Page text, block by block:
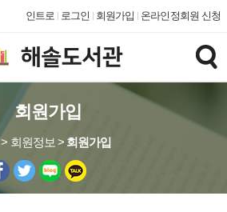
인트로 로그인 회원가입 온라인정회원 신청
회원가입
> 회원정보 > 회원가입